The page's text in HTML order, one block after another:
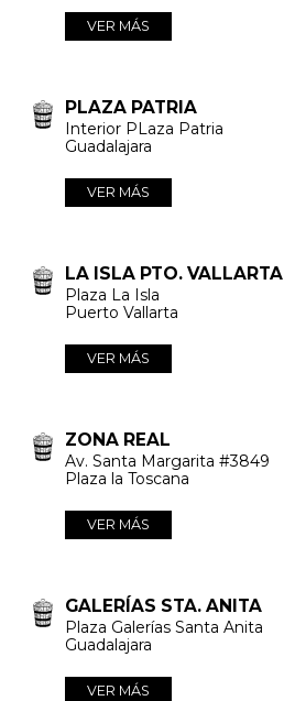
VER MÁS
PLAZA PATRIA
Interior PLaza Patria
Guadalajara
VER MÁS
LA ISLA PTO. VALLARTA
Plaza La Isla
Puerto Vallarta
VER MÁS
ZONA REAL
Av. Santa Margarita #3849
Plaza la Toscana
VER MÁS
GALERÍAS STA. ANITA
Plaza Galerías Santa Anita
Guadalajara
VER MÁS